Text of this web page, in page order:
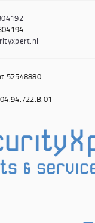
52548880